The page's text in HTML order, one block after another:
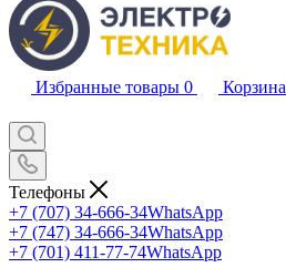
Избранные товары 0 Корзина
Телефоны
+7 (707) 34-666-34WhatsApp
+7 (747) 34-666-34WhatsApp
+7 (701) 411-77-74WhatsApp